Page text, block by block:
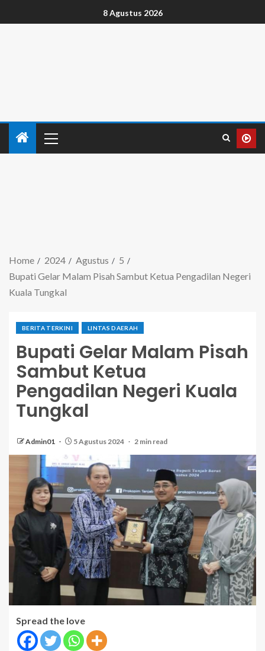
8 Agustus 2026
Home 2024 Agustus
5
Bupati Gelar Malam Pisah Sambut Ketua Pengadilan Negeri
Kuala Tungkal
BERITA TERKINI LINTAS DAERAH
Bupati Gelar Malam Pisah
Sambut Ketua
Pengadilan Negeri Kuala
Tungkal
Admin01 5 Agustus 2024 2 min read
Spread the love